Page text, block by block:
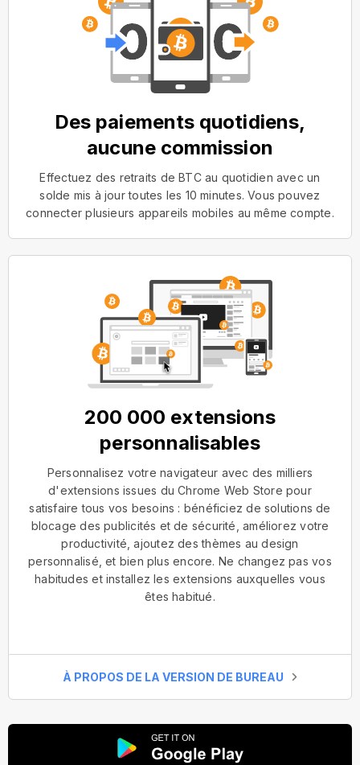
Des paiements quotidiens,
aucune commission
Effectuez des retraits de BTC au quotidien avec un
solde mis à jour toutes les 10 minutes. Vous pouvez
connecter plusieurs appareils mobiles au même compte.
200 000 extensions
personnalisables
Personnalisez votre navigateur avec des milliers
d'extensions issues du Chrome Web Store pour
satisfaire tous vos besoins : bénéficiez de solutions de
blocage des publicités et de sécurité, améliorez votre
productivité, ajoutez des thèmes au design
personnalisé, et bien plus encore. Ne changez pas vos
habitudes et installez les extensions auxquelles vous
êtes habitué.
À PROPOS DE LA VERSION DE BUREAU